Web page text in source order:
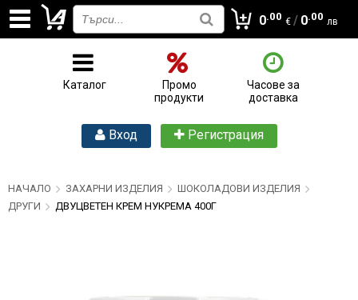
0.00 € / 0.00 лв
Каталог
Промо
продукти
Часове за
доставка
Вход Регистрация
НАЧАЛО ЗАХАРНИ ИЗДЕЛИЯ
ШОКОЛАДОВИ ИЗДЕЛИЯ
ДРУГИ
ДВУЦВЕТЕН КРЕМ НУКРЕМА 400Г